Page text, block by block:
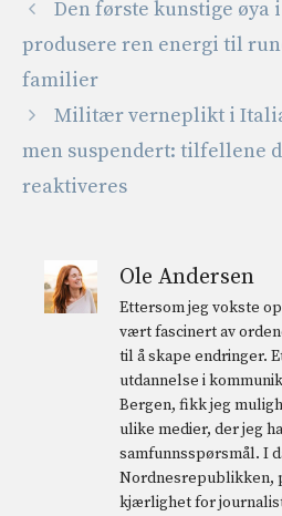
Den første kunstige øya
produsere ren energi til
familier
Militær verneplikt i
men suspendert: tilfellene
reaktiveres
Ole Andersen
Ettersom jeg vokste
vært fascinert av
til å skape endringer.
utdannelse i
Bergen, fikk jeg
ulike medier, der jeg
samfunnsspørsmål. I
Nordnesrepublikken,
kjærlighet for